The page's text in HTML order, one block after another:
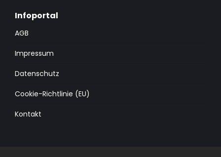
Infoportal
AGB
Impressum
Datenschutz
Cookie-Richtlinie (EU)
Kontakt